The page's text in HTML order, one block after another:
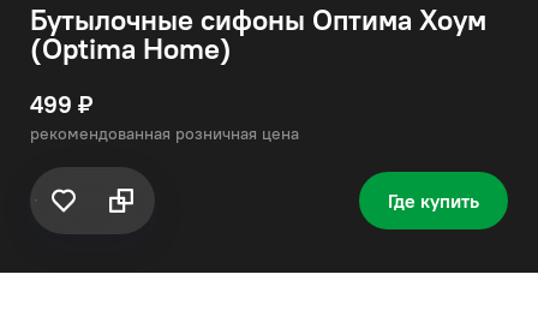
Бутылочные сифоны Оптима Хоум
(Optima Home)
499 ₽
рекомендованная розничная цена
Где купить